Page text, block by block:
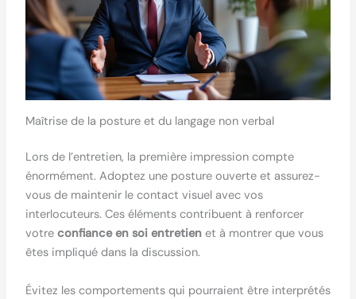
Maîtrise de la posture et du langage non verbal
Lors de l’entretien, la première impression compte
énormément. Adoptez une posture ouverte et assurez-
vous de maintenir le contact visuel avec vos
interlocuteurs. Ces éléments contribuent à renforcer
votre confiance en soi entretienet à montrer que vous
êtes impliqué dans la discussion.
Évitez les comportements qui pourraient être interprétés